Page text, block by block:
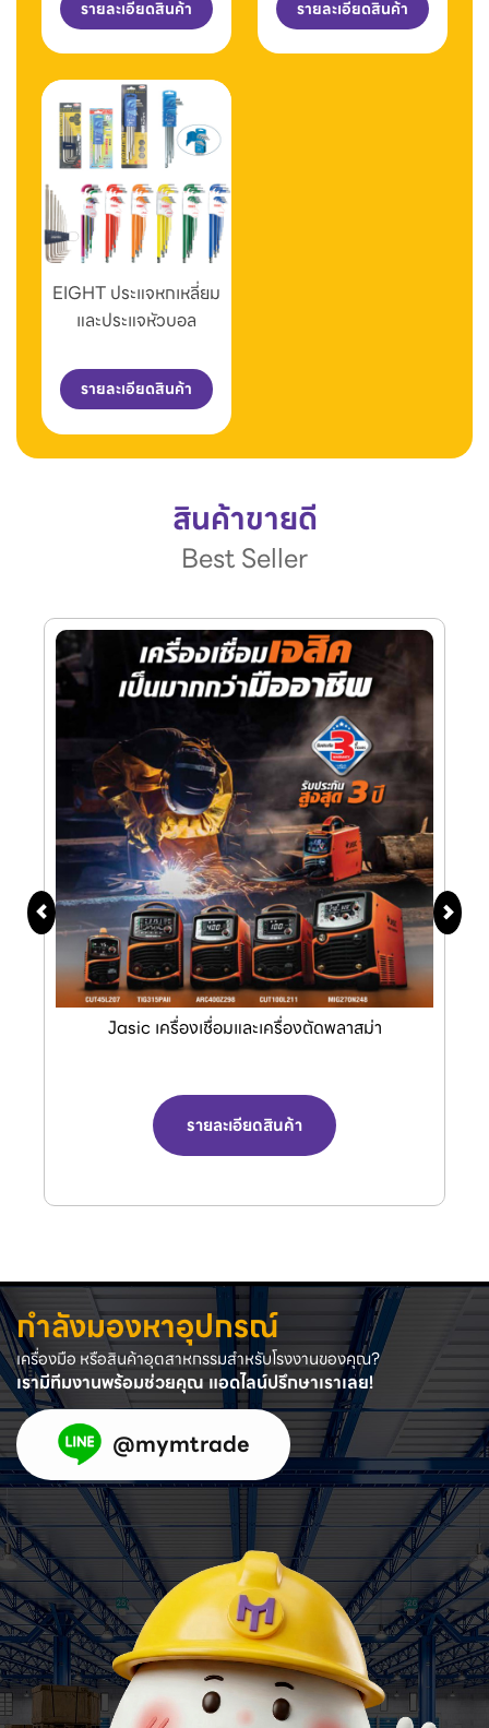
รายละเอียดสินค้า รายละเอียดสินค้า
EIGHT ประแจหกเหลี่ยม
และประแจหัวบอล
รายละเอียดสินค้า
สินค้าขายดี
Best Seller
Jasic เครื่องเชื่อมและเครื่องตัดพลาสม่า
รายละเอียดสินค้า
กำลังมองหาอุปกรณ์
เครื่องมือ หรือสินค้าอุตสาหกรรมสำหรับโรงงานของคุณ?
เรามีทีมงานพร้อมช่วยคุณ แอดไลน์ปรึกษาเราเลย!
@mymtrade